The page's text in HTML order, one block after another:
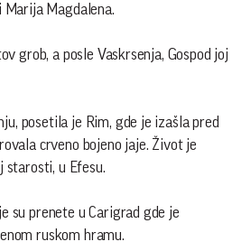
Marija Magdalena.
grob, a posle Vaskrsenja, Gospod joj
posetila je Rim, gde je izašla pred
crveno bojeno jaje. Život je
starosti, u Efesu.
su prenete u Carigrad gde je
ruskom hramu.